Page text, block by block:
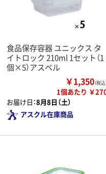
食品保存容器 ユニックス タ
イトロック 210ml 1セット（1
個×5）アスベル
￥1,350（税込
1個あたり ￥
お届け日：8月8日（土）
アスクル在庫商品